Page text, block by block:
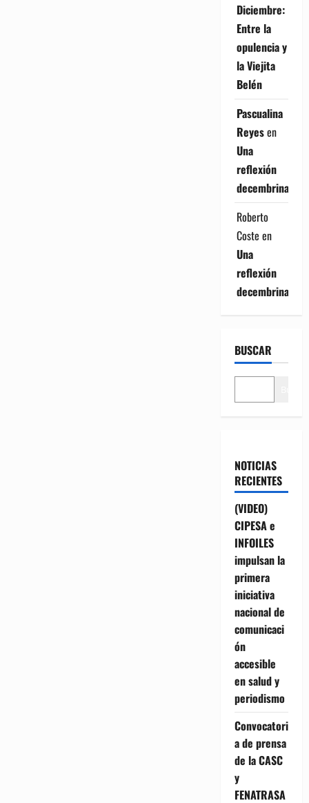
Diciembre:
Entre la
opulencia y
la Viejita
Belén
Pascualina
Reyesen
Una
reflexión
decembrina
Roberto
Coste en
Una
reflexión
decembrina
BUSCAR
NOTICIAS
RECIENTES
(VIDEO)
CIPESA e
INFOILES
impulsan la
primera
iniciativa
nacional de
comunicaci
ón
accesible
en salud y
periodismo
Convocatori
a de prensa
de la CASC
y
FENATRASA